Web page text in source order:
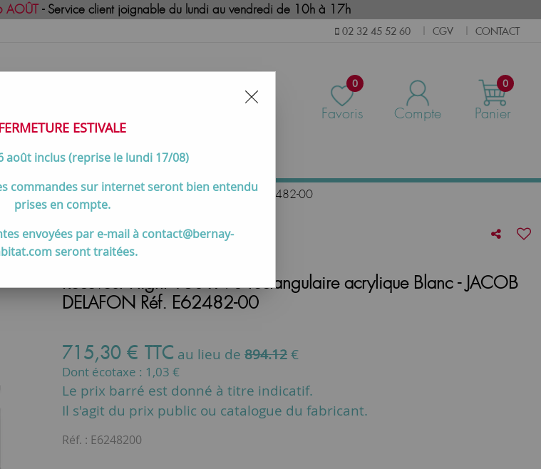
AOÛT- Service client joignable du lundi au vendredi de 10h à 17h
02 32 45 52 60 CGV CONTACT
0
Favoris Compte
0
Panier
ventes Contactez-nous
acrylique Blanc - JACOB DELAFON Réf. E62482-00
Receveur Flight 160 x 90 rectangulaire acrylique Blanc - JACOB
DELAFON Réf. E62482-00
715,30 € TTC au lieu de 894.12€
Dont écotaxe : 1,03 €
Le prix barré est donné à titre indicatif.
Il s'agit du prix public ou catalogue du fabricant.
Réf. : E6248200
ESTIVALE
août inclus (reprise le lundi 17/08)
commandes sur internet seront bien entendu
prises en compte.
envoyées par e-mail à contact@bernay-
seront traitées.